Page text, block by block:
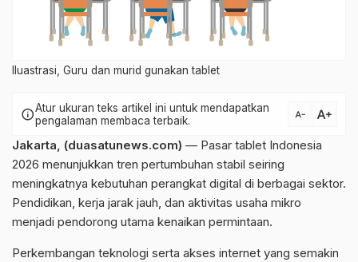
Iluastrasi, Guru dan murid gunakan tablet
infoAtur ukuran teks artikel ini untuk mendapatkan
pengalaman membaca terbaik.
text_decrease text_increase
Jakarta, (duasatunews.com) — Pasar tablet Indonesia
2026 menunjukkan tren pertumbuhan stabil seiring
meningkatnya kebutuhan perangkat digital di berbagai sektor.
Pendidikan, kerja jarak jauh, dan aktivitas usaha mikro
menjadi pendorong utama kenaikan permintaan.
Perkembangan teknologi serta akses internet yang semakin